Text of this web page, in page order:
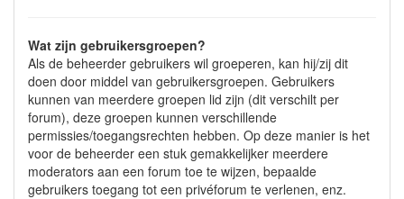
Wat zijn gebruikersgroepen?
Als de beheerder gebruikers wil groeperen, kan hij/zij dit
doen door middel van gebruikersgroepen. Gebruikers
kunnen van meerdere groepen lid zijn (dit verschilt per
forum), deze groepen kunnen verschillende
permissies/toegangsrechten hebben. Op deze manier is het
voor de beheerder een stuk gemakkelijker meerdere
moderators aan een forum toe te wijzen, bepaalde
gebruikers toegang tot een privéforum te verlenen, enz.